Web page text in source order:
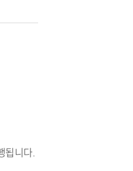
됩니다.